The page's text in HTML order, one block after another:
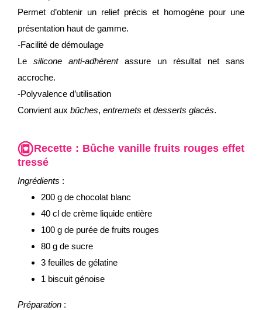
Permet d’obtenir un relief précis et homogène pour une
présentation haut de gamme.
-Facilité de démoulage
Le silicone anti-adhérentassure un résultat net sans
accroche.
-Polyvalence d’utilisation
Convient aux bûches, entremets et desserts glacés.
Recette : Bûche vanille fruits rouges effet
tressé
Ingrédients :
200 g de chocolat blanc
40 cl de crème liquide entière
100 g de purée de fruits rouges
80 g de sucre
3 feuilles de gélatine
1 biscuit génoise
Préparation :